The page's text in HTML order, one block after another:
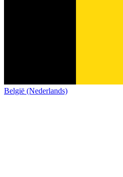
België (Nederlands)